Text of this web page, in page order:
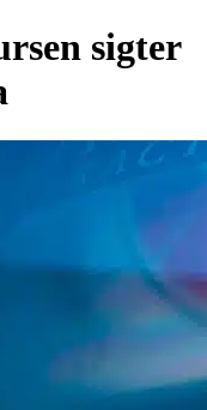
sigter